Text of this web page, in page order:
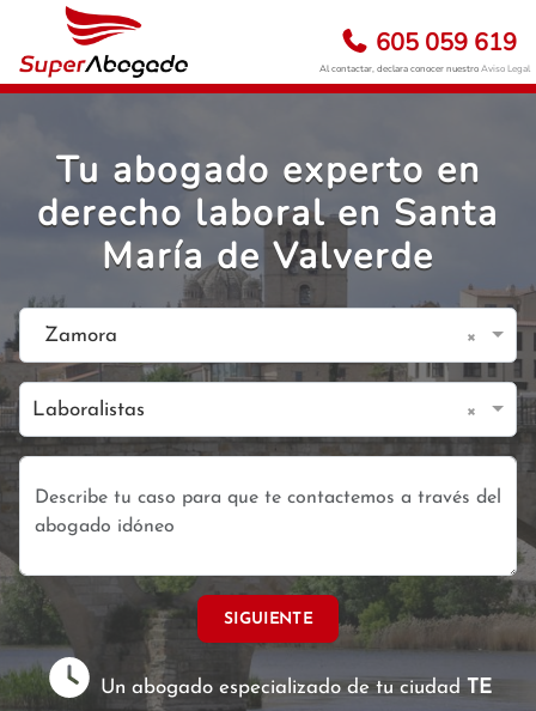
605 059 619
Al contactar, declara conocer nuestroAviso Legal
Tu abogado experto en
derecho laboral en Santa
María de Valverde
Zamora ×
Laboralistas ×
SIGUIENTE
Un abogado especializado de tu ciudadTE